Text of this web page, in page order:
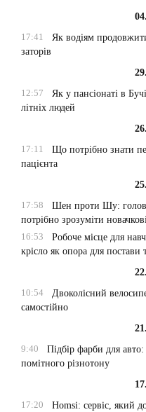
17:41
Як водіям
заторів
12:57
Як у пансіонаті в
літніх людей
17:11
Що потрібно знати
пацієнта
17:58
Шен проти Шу:
потрібно зрозуміти
16:53
Робоче місце для
крісло як опора для постави
10:54
Двоколісний
самостійно
9:40
Підбір фарби для
помітного різнотону
17:20
Homsi: сервіс, який